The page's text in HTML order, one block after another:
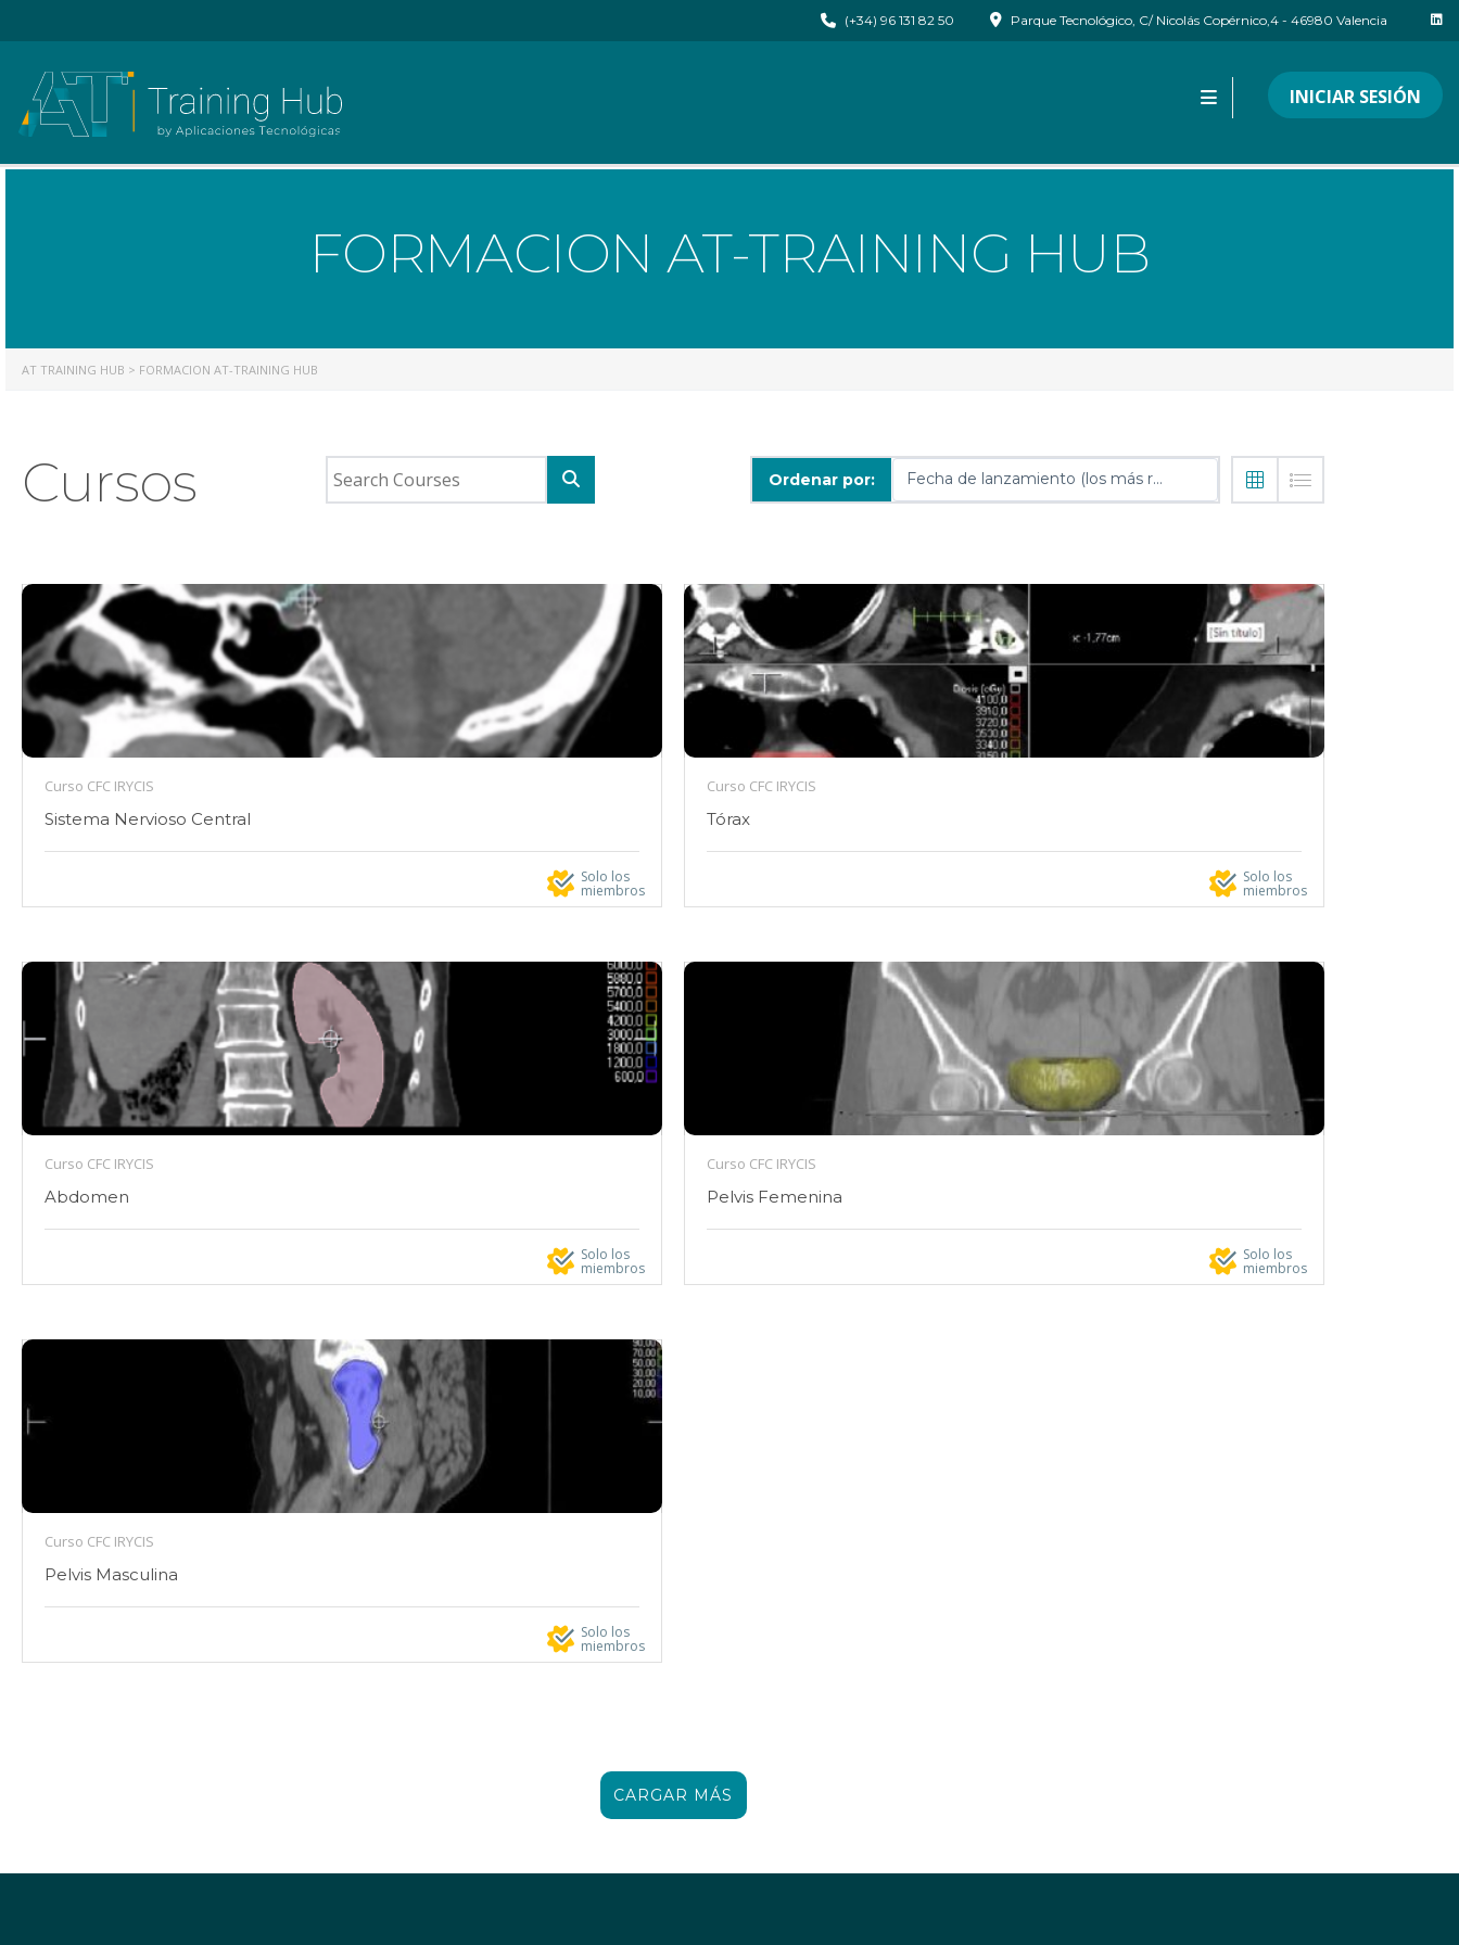
Parque Tecnológico, C/ Nicolás Copérnico,4 - 46980 Valencia
(+34) 96 131 82 50
INICIAR SESIÓN
FORMACION AT-TRAINING HUB
AT TRAINING HUB > FORMACION AT-TRAINING HUB
Cursos Ordenar por: Fecha de lanzamiento (los más recientes primero)
Curso CFC IRYCIS
Sistema Nervioso Central
Solo los
miembros
Curso CFC IRYCIS
Tórax
Solo los
miembros
Curso CFC IRYCIS
Abdomen
Solo los
miembros
Curso CFC IRYCIS
Pelvis Femenina
Solo los
miembros
Curso CFC IRYCIS
Pelvis Masculina
Solo los
miembros
CARGAR MÁS